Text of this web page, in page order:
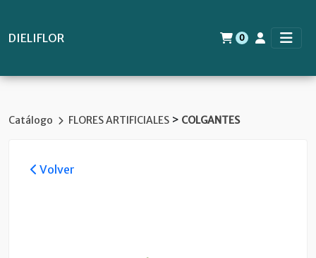
DIELIFLOR 0
Catálogo FLORES ARTIFICIALES > COLGANTES
Volver